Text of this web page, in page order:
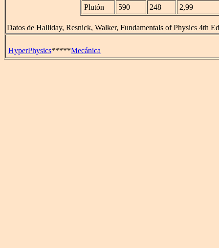
Plutón
590 248 2,99
Datos de Halliday, Resnick, Walker, Fundamentals of Physics 4th
HyperPhysics*****Mecánica